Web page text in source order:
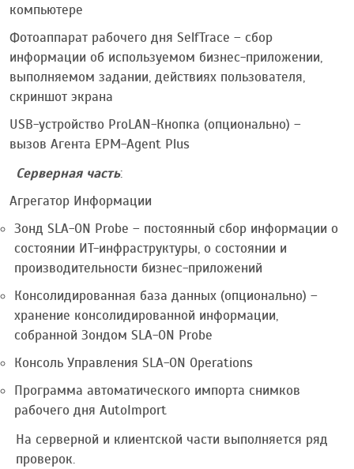
компьютере
Фотоаппарат рабочего дня SelfTrace – сбор
информации об используемом бизнес-приложении,
выполняемом задании, действиях пользователя,
скриншот экрана
USB-устройство ProLAN-Кнопка (опционально) –
вызов Агента EPM-Agent Plus
Серверная часть:
Агрегатор Информации
Зонд SLA-ON Probe – постоянный сбор информации о
состоянии ИТ-инфраструктуры, о состоянии и
производительности бизнес-приложений
Консолидированная база данных (опционально) –
хранение консолидированной информации,
собранной Зондом SLA-ON Probe
Консоль Управления SLA-ON Operations
Программа автоматического импорта снимков
рабочего дня AutoImport
На серверной и клиентской части выполняется ряд
проверок.